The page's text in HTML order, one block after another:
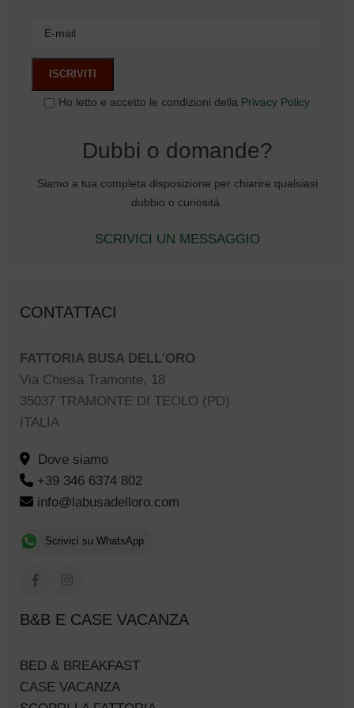
Ho letto e accetto le condizioni della Privacy Policy
Dubbi o domande?
Siamo a tua completa disposizione per chiarire qualsiasi
dubbio o curiosità.
SCRIVICI UN MESSAGGIO
CONTATTACI
FATTORIA BUSA DELL'ORO
Via Chiesa Tramonte, 18
35037 TRAMONTE DI TEOLO (PD)
ITALIA
Dove siamo
+39 346 6374 802
info@labusadelloro.com
Scrivici su WhatsApp
B&B E CASE VACANZA
BED & BREAKFAST
CASE VACANZA